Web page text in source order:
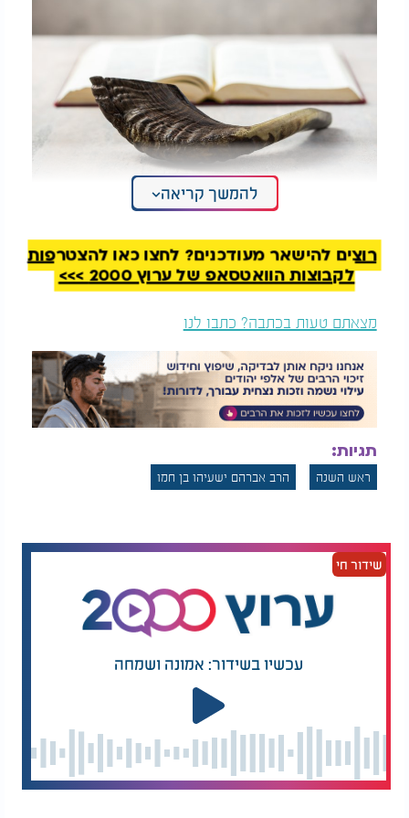
קבלו את זה בראש השנה ותזכו לשנה מלאה בישועות
להמשך קריאה
רוצים להישאר מעודכנים? לחצו כאן להצטרפות
לקבוצות הוואטסאפ של ערוץ 2000 >>>
מצאתם טעות בכתבה? כתבו לנו
תגיות:
ראש השנה הרב אברהם ישעיהו בן חמו
שידור חי
עכשיו בשידור: אמונה ושמחה